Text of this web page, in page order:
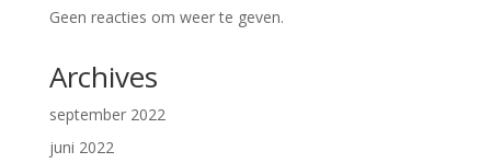
Geen reacties om weer te geven.
Archives
september 2022
juni 2022